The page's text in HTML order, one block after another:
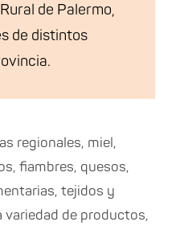
de Palermo,
de distintos
regionales, miel,
fiambres, quesos,
tejidos y
variedad de productos,